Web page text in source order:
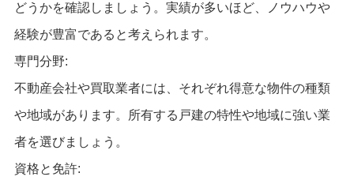
どうかを確認しましょう。実績が多いほど、ノウハウや
経験が豊富であると考えられます。
専門分野:
不動産会社や買取業者には、それぞれ得意な物件の種類
や地域があります。所有する戸建の特性や地域に強い業
者を選びましょう。
資格と免許: